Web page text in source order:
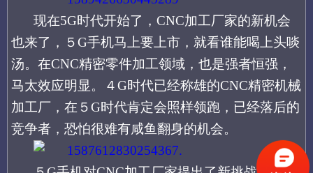
现在5G时代开始了，CNC加工厂家的新机会
也来了，５G手机马上要上市，就看谁能喝上头啖
汤。在CNC精密零件加工领域，也是强者恒强，
马太效应明显。４G时代已经称雄的CNC精密机械
加工厂，在５G时代肯定会照样领跑，已经落后的
竞争者，恐怕很难有咸鱼翻身的机会。